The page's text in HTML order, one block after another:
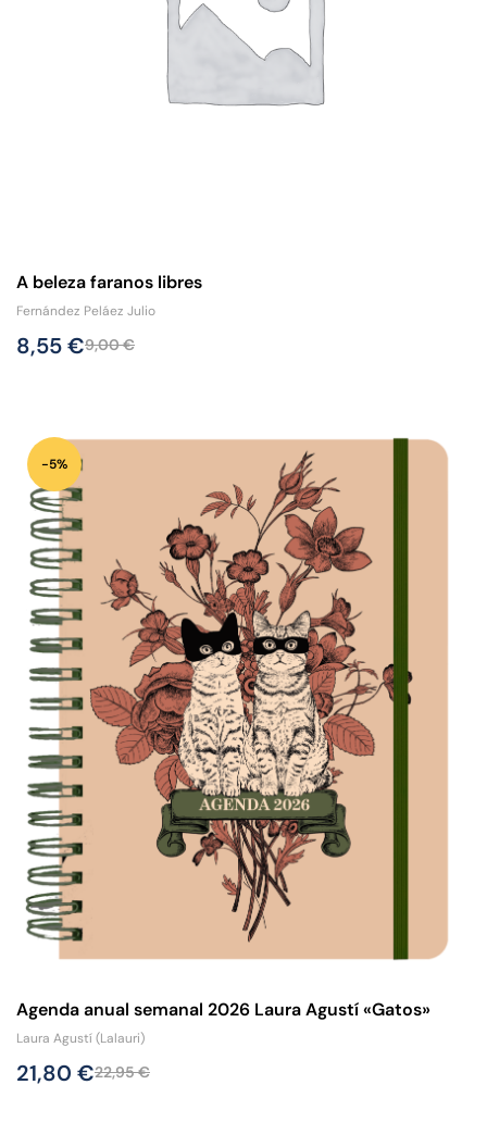
A beleza faranos libres
Fernández Peláez Julio
9,00€
8,55€
-5%
Agenda anual semanal 2026 Laura Agustí «Gatos»
Laura Agustí (Lalauri)
22,95€
21,80 €